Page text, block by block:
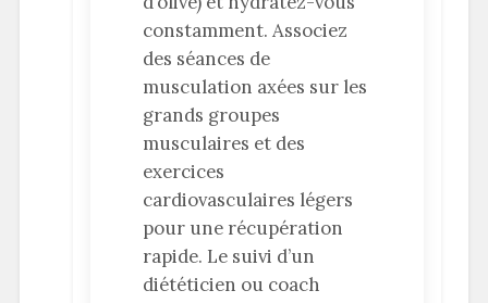
constamment. Associez
des séances de
musculation axées sur les
grands groupes
musculaires et des
exercices
cardiovasculaires légers
pour une récupération
rapide. Le suivi d’un
diététicien ou coach